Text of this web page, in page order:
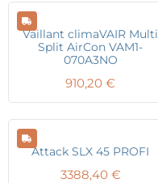
Vaillant climaVAIR Multi
Split AirCon VAM1-
070A3NO
910,20 €
Attack SLX 45 PROFI
3388,40 €